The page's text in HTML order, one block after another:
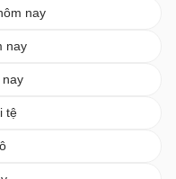
nay
nay
nay
tệ